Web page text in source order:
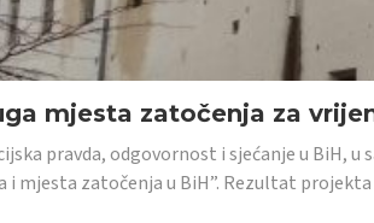
mjesta zatočenja za
pravda, odgovornost i sjećanje u BiH,
i mjesta zatočenja u BiH”. Rezultat